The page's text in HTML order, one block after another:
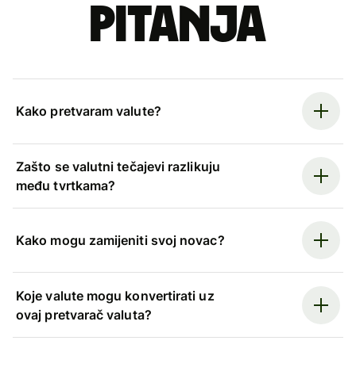
pitanja
Kako pretvaram valute?
Zašto se valutni tečajevi razlikuju
među tvrtkama?
Kako mogu zamijeniti svoj novac?
Koje valute mogu konvertirati uz
ovaj pretvarač valuta?